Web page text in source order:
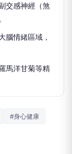
交感神經（煞
腦情緒區域，
馬洋甘菊等精
#身心健康